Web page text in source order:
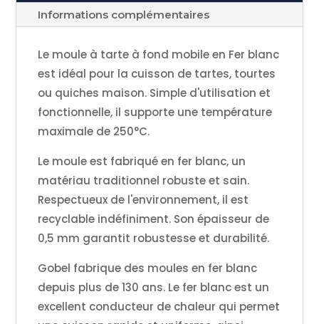
Fer
blanc
GOBEL
Informations complémentaires
Le moule à tarte à fond mobile en Fer blanc
est idéal pour la cuisson de tartes, tourtes
ou quiches maison. Simple d'utilisation et
fonctionnelle, il supporte une température
maximale de 250°C.
Le moule est fabriqué en fer blanc, un
matériau traditionnel robuste et sain.
Respectueux de l'environnement, il est
recyclable indéfiniment. Son épaisseur de
0,5 mm garantit robustesse et durabilité.
Gobel fabrique des moules en fer blanc
depuis plus de 130 ans. Le fer blanc est un
excellent conducteur de chaleur qui permet